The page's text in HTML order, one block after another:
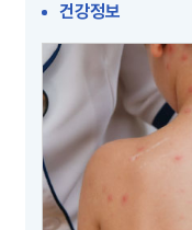
건강정보